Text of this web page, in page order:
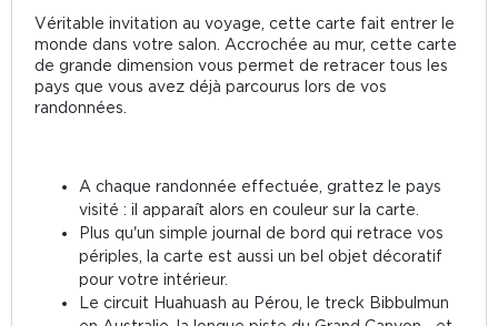
Véritable invitation au voyage, cette carte fait entrer le
monde dans votre salon. Accrochée au mur, cette carte
de grande dimension vous permet de retracer tous les
pays que vous avez déjà parcourus lors de vos
randonnées.
A chaque randonnée effectuée, grattez le pays
visité : il apparaît alors en couleur sur la carte.
Plus qu'un simple journal de bord qui retrace vos
périples, la carte est aussi un bel objet décoratif
pour votre intérieur.
Le circuit Huahuash au Pérou, le treck Bibbulmun